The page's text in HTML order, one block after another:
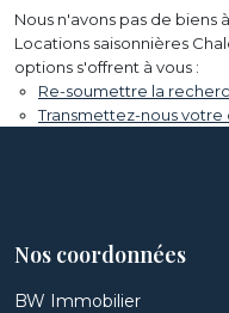
Nous n'avons pas de biens
Locations saisonnières
options s'offrent à vous :
Re-soumettre la
Transmettez-nous
Nos coordonnées
BW Immobilier